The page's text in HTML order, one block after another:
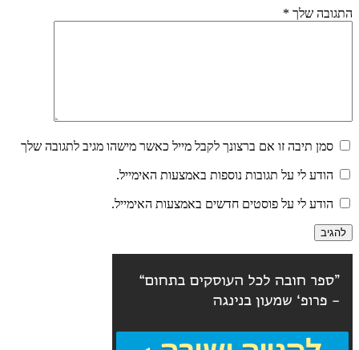
התגובה שלך *
סמן תיבה זו אם ברצונך לקבל מייל כאשר מישהו מגיב לתגובה שלך
הודע לי על תגובות נוספות באמצעות האימייל.
הודע לי על פוסטים חדשים באמצעות האימייל.